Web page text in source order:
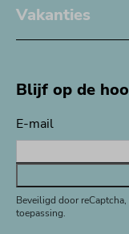
Vakanties
Blijf op de
E-mail
Beveiligd door reCaptcha,
toepassing.